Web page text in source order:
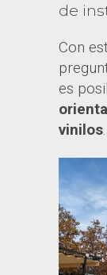
de
Con
es
vinilos.